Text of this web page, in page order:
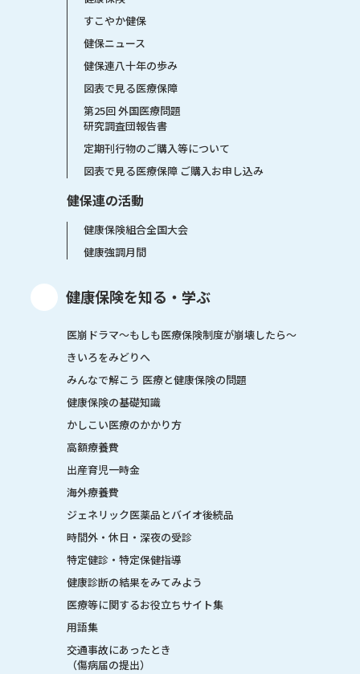
すこやか健保
健保ニュース
健保連八十年の歩み
図表で見る医療保障
第25回 外国医療問題
研究調査団報告書
定期刊行物のご購入等について
図表で見る医療保障 ご購入お申し込み
健保連の活動
健康保険組合全国大会
健康強調月間
健康保険を知る・学ぶ
医崩ドラマ〜もしも医療保険制度が崩壊したら〜
きいろをみどりへ
みんなで解こう 医療と健康保険の問題
健康保険の基礎知識
かしこい医療のかかり方
高額療養費
出産育児一時金
海外療養費
ジェネリック医薬品とバイオ後続品
時間外・休日・深夜の受診
特定健診・特定保健指導
健康診断の結果をみてみよう
医療等に関するお役立ちサイト集
用語集
交通事故にあったとき
（傷病届の提出）